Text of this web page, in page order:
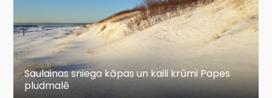
Saulainas sniega kāpas un kaili krūmi Papes
pludmalē